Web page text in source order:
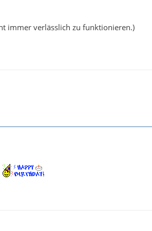
immer verlässlich zu funktionieren.)